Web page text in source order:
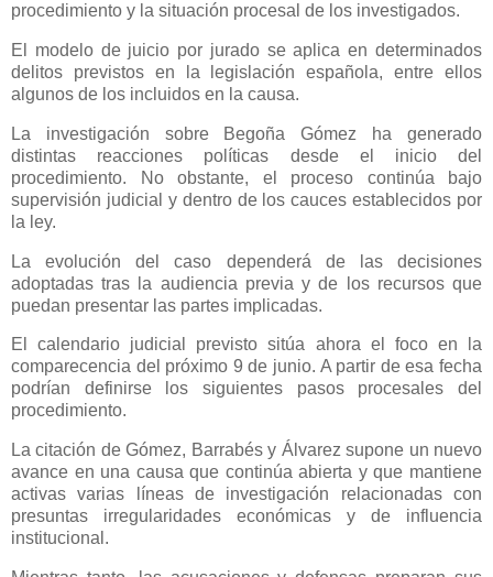
procedimiento y la situación procesal de los investigados.
El modelo de juicio por jurado se aplica en determinados
delitos previstos en la legislación española, entre ellos
algunos de los incluidos en la causa.
La investigación sobre Begoña Gómez ha generado
distintas reacciones políticas desde el inicio del
procedimiento. No obstante, el proceso continúa bajo
supervisión judicial y dentro de los cauces establecidos por
la ley.
La evolución del caso dependerá de las decisiones
adoptadas tras la audiencia previa y de los recursos que
puedan presentar las partes implicadas.
El calendario judicial previsto sitúa ahora el foco en la
comparecencia del próximo 9 de junio. A partir de esa fecha
podrían definirse los siguientes pasos procesales del
procedimiento.
La citación de Gómez, Barrabés y Álvarez supone un nuevo
avance en una causa que continúa abierta y que mantiene
activas varias líneas de investigación relacionadas con
presuntas irregularidades económicas y de influencia
institucional.